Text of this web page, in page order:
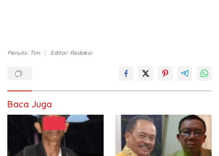
Penulis: Tim Editor: Redaksi
Baca Juga